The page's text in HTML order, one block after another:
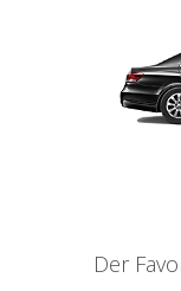
Der